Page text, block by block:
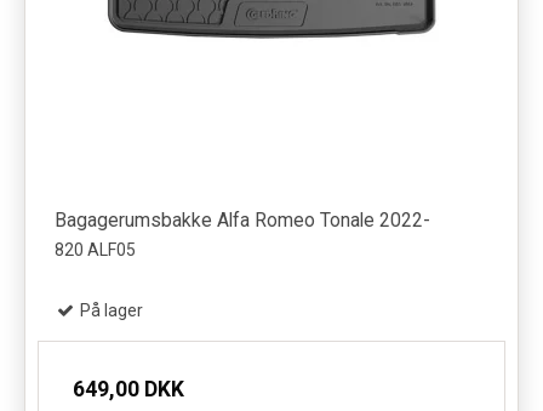
Bagagerumsbakke Alfa Romeo Tonale 2022-
820 ALF05
På lager
649,00 DKK